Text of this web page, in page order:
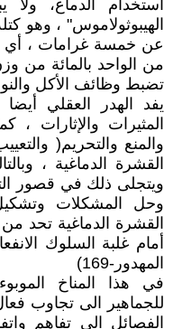
استخدام الدماغ،
الهيبوثولاموس" ، وهو
عن خمسة غرامات ، أي
من الواحد بالمائة من
تضبط وظائف الأكل
يفد الهدر العقلي أيضا
المثيرات والإثارات
والمنع والتحريم(
القشرة الدماغية ،
ويتجلى ذلك في قصور
وحل المشكلات
القشرة الدماغية تحد
أمام غلبة السلوك
المهدور-169)
في هذا المناخ
للجماهير الى تجاوب
الفصائل الى تفاهم